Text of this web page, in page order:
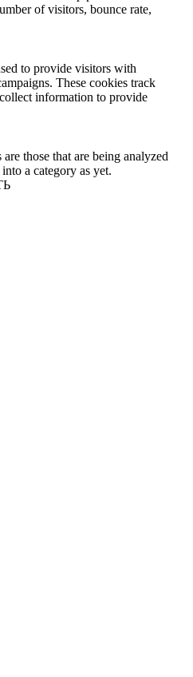
of visitors, bounce rate,
to provide visitors with
These cookies track
information to provide
those that are being analyzed
a category as yet.